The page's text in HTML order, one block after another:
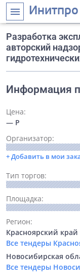
menu Инитпро
Разработка
авторский
Информация
Цена:
— Р
Организатор:
+ Добавить в мои
Тип торгов:
Площадка:
Регион:
Красноярский край
Все тендеры
Новосибирская
Все тендеры